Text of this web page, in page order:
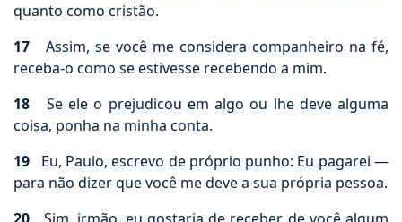
quanto como cristão.
17 Assim, se você me considera companheiro na fé,
receba-o como se estivesse recebendo a mim.
18 Se ele o prejudicou em algo ou lhe deve alguma
coisa, ponha na minha conta.
19 Eu, Paulo, escrevo de próprio punho: Eu pagarei —
para não dizer que você me deve a sua própria pessoa.